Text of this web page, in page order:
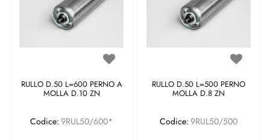
RULLO D.50 L=600 PERNO A
MOLLA D.10 ZN
Codice: 9RUL50/600*
RULLO D.50 L=500 PERNO
MOLLA D.8 ZN
Codice: 9RUL50/500